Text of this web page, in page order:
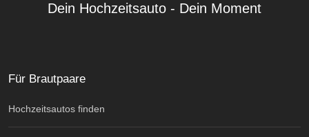
Dein Hochzeitsauto - Dein Moment
Für Brautpaare
Hochzeitsautos finden